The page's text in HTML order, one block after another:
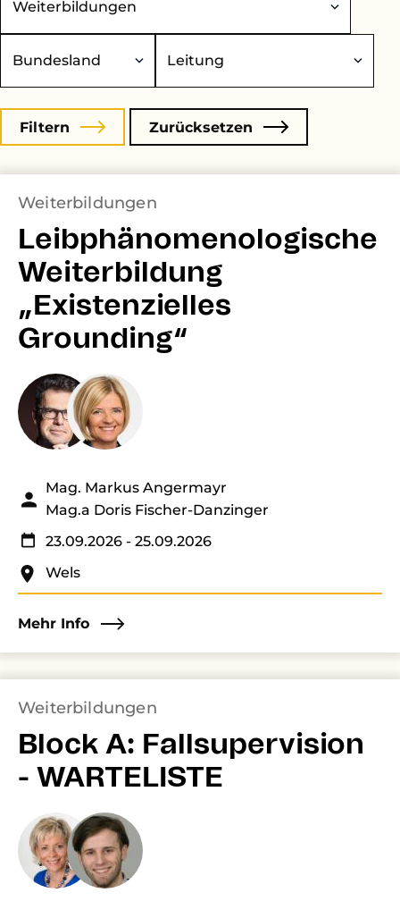
Weiterbildungen
Leibphänomenologische
Weiterbildung
„Existenzielles
Grounding“
Mag. Markus Angermayr
Mag.a Doris Fischer-Danzinger
23.09.2026 - 25.09.2026
Wels
Mehr Info
Weiterbildungen
Block A: Fallsupervision
- WARTELISTE